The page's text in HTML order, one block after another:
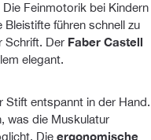
Feinmotorik bei Kindern
führen schnell zu
Schrift. Der Faber Castell
elegant.
Stift entspannt in der Hand.
was die Muskulatur
Die ergonomische